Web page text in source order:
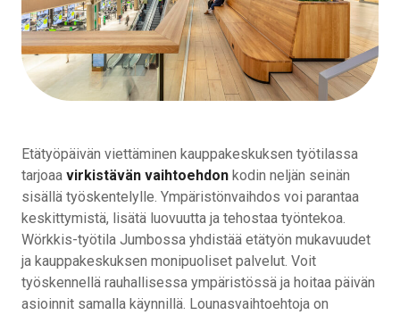
Etätyöpäivän viettäminen kauppakeskuksen työtilassa
tarjoaa virkistävän vaihtoehdon kodin neljän seinän
sisällä työskentelylle. Ympäristönvaihdos voi parantaa
keskittymistä, lisätä luovuutta ja tehostaa työntekoa.
Wörkkis-työtila Jumbossa yhdistää etätyön mukavuudet
ja kauppakeskuksen monipuoliset palvelut. Voit
työskennellä rauhallisessa ympäristössä ja hoitaa päivän
asioinnit samalla käynnillä. Lounasvaihtoehtoja on